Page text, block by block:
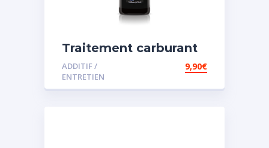
Traitement carburant
spécial diesel
ADDITIF /
ENTRETIEN
9,90€